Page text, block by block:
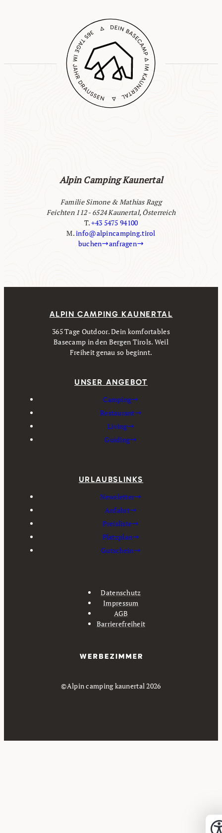
T.+43 5475 94100
M.info@alpincamping.tirol
Alpin Camping Kaunertal
Familie Simone & Mathias Ragg
Feichten 112 - 6524 Kaunertal, Österreich
buchen anfragen
ALPIN CAMPING KAUNERTAL
365 Tage Outdoor. Dein komfortables
Basecamp in den Bergen Tirols. Weil
Freiheit genau so beginnt.
UNSER ANGEBOT
Camping
Restaurant
Living
Guiding
URLAUBSLINKS
Newsletter
Anfahrt
Preisliste
Platzplan
Gutschein
Datenschutz
Impressum
AGB
Barrierefreiheit
©Alpin camping kaunertal 2026